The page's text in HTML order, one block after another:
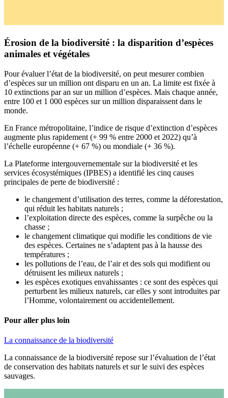
Érosion de la biodiversité : la disparition d’espèces
animales et végétales
Pour évaluer l’état de la biodiversité, on peut mesurer combien
d’espèces sur un million ont disparu en un an. La limite est fixée à
10 extinctions par an sur un million d’espèces. Mais chaque année,
entre 100 et 1 000 espèces sur un million disparaissent dans le
monde.
En France métropolitaine, l’indice de risque d’extinction d’espèces
augmente plus rapidement (+ 99 % entre 2000 et 2022) qu’à
l’échelle européenne (+ 67 %) ou mondiale (+ 36 %).
La Plateforme intergouvernementale sur la biodiversité et les
services écosystémiques (IPBES) a identifié les cinq causes
principales de perte de biodiversité :
le changement d’utilisation des terres, comme la déforestation,
qui réduit les habitats naturels ;
l’exploitation directe des espèces, comme la surpêche ou la
chasse ;
le changement climatique qui modifie les conditions de vie
des espèces. Certaines ne s’adaptent pas à la hausse des
températures ;
les pollutions de l’eau, de l’air et des sols qui modifient ou
détruisent les milieux naturels ;
les espèces exotiques envahissantes : ce sont des espèces qui
perturbent les milieux naturels, car elles y sont introduites par
l’Homme, volontairement ou accidentellement.
Pour aller plus loin
La connaissance de la biodiversité
La connaissance de la biodiversité repose sur l’évaluation de l’état
de conservation des habitats naturels et sur le suivi des espèces
sauvages.